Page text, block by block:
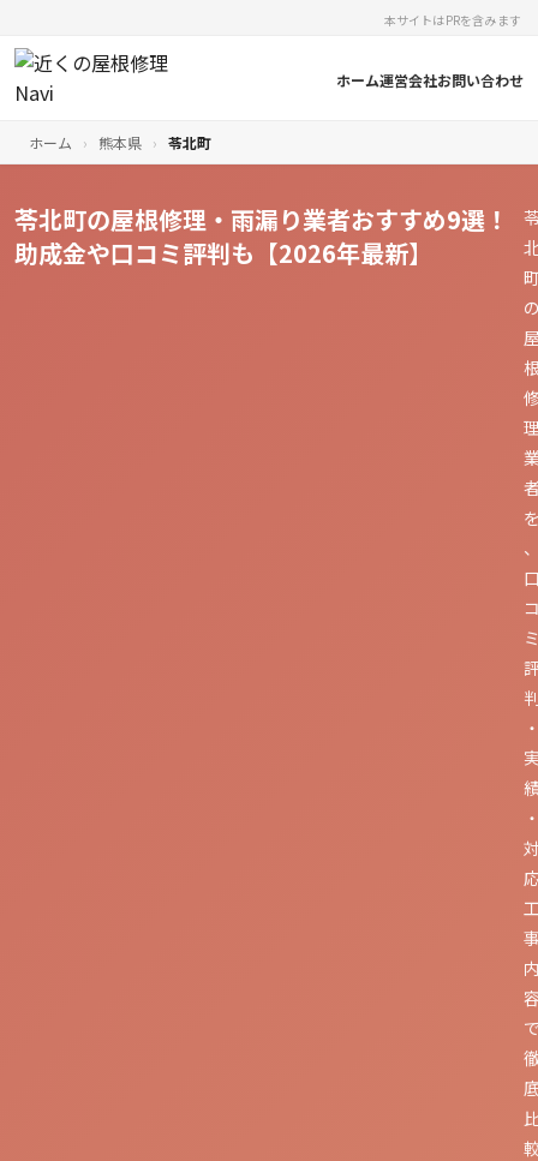
本サイトはPRを含みます
ホーム運営会社お問い合わせ
ホーム › 熊本県 › 苓北町
苓北町の屋根修理・雨漏り業者おすすめ9選！
助成金や口コミ評判も【2026年最新】